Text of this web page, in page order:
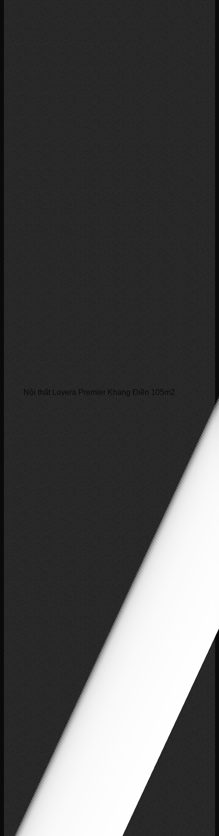
Nội thất Lovera Premier Khang Điền 105m2